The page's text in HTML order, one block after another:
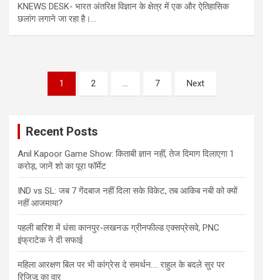
KNEWS DESK- भारत अंतरिक्ष विज्ञान के क्षेत्र में एक और ऐतिहासिक
छलांग लगाने जा रहा है।…
pagination
1 2 … 7 Next
Recent Posts
Anil Kapoor Game Show: किताबी ज्ञान नहीं, तेज दिमाग दिलाएगा 1
करोड़, जानें शो का पूरा फॉर्मेट
IND vs SL: जब 7 गेंदबाज नहीं दिला सके विकेट, तब आकिब नबी को क्यों
नहीं आजमाया?
पहली बारिश में धंसा कानपुर-लखनऊ ग्रीनफील्ड एक्सप्रेसवे, PNC
इंफ्राटेक ने दी सफाई
महिला आरक्षण बिल पर भी कांग्रेस दे समर्थन…. राहुल के बदले सुर पर
रिजिजू का वार